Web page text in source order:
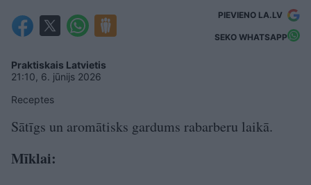
PIEVIENO LA.LV
SEKO WHATSAPP
Praktiskais Latvietis
21:10, 6. jūnijs 2026
Receptes
Sātīgs un aromātisks gardums rabarberu laikā.
Mīklai: